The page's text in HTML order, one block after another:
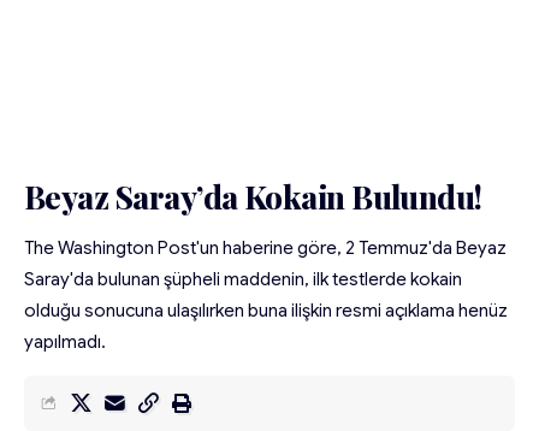
Beyaz Saray’da Kokain Bulundu!
The Washington Post'un haberine göre, 2 Temmuz'da Beyaz
Saray'da bulunan şüpheli maddenin, ilk testlerde kokain
olduğu sonucuna ulaşılırken buna ilişkin resmi açıklama henüz
yapılmadı.